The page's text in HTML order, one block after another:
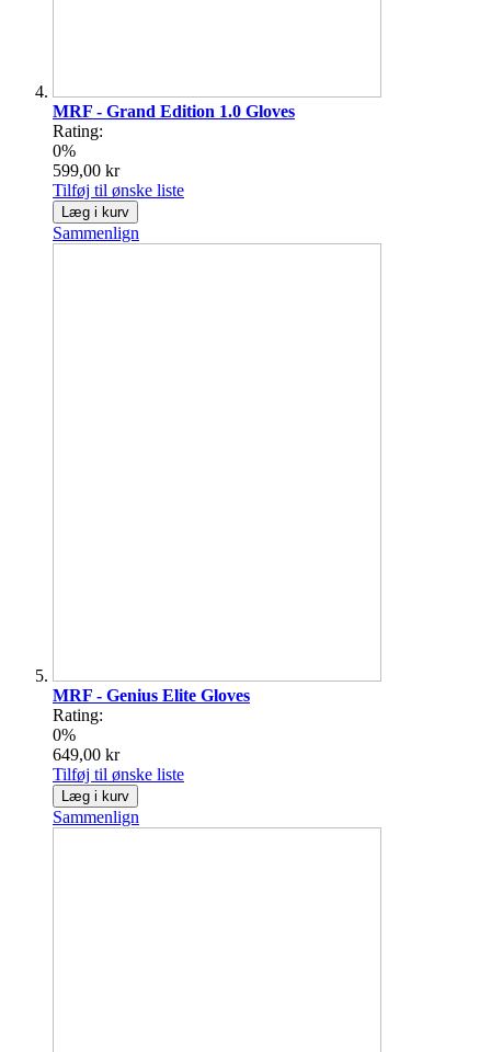
MRF - Grand Edition 1.0 Gloves
Rating:
0%
599,00 kr
Tilføj til ønske liste
Læg i kurv
Sammenlign
MRF - Genius Elite Gloves
Rating:
0%
649,00 kr
Tilføj til ønske liste
Læg i kurv
Sammenlign